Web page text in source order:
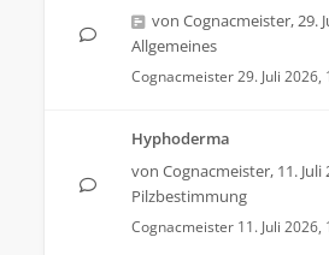
von Cognacmeister,29.
Allgemeines
Cognacmeister29. Juli 2026,
Hyphoderma
von Cognacmeister, 11. Juli
Pilzbestimmung
Cognacmeister 11. Juli 2026,